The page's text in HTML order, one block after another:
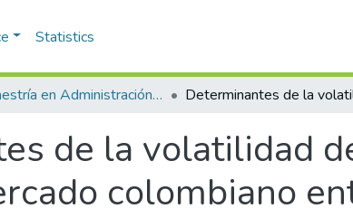
Statistics
Maestría en Administración Financiera (tesis)
de la volatilidad
colombiano